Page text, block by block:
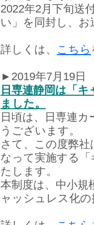
2022年2月下旬送
い」を同封し、
詳しくは、 こちら
►2019年7月19日
日専連静岡は「
ました。
日頃は、日専連
うございます。
さて、この度弊
なって実施する
たします。
本制度は、中小規
ャッシュレス化